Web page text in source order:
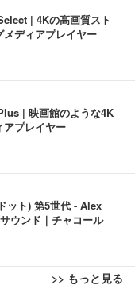
| 4Kの高画質スト
ディアプレイヤー
| 映画館のような4K
プレイヤー
ット) 第5世代 - Alex
ウンド｜チャコール
>> もっと見る